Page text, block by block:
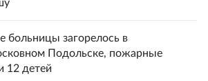
больницы загорелось в
Подольске, пожарные
12 детей